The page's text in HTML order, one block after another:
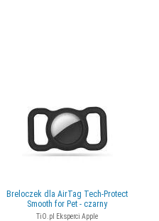
Breloczek dla AirTag Tech-Protect
Smooth for Pet - czarny
TiO.pl Eksperci Apple